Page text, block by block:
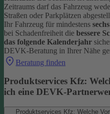
Zeitraums darf das Fahrzeug
Straßen oder Parkplätzen
Ihr Fahrzeug für mindestens
bei Schadenfreiheit die bessere
das folgende Kalenderjahr
DEVK-Beratung in Ihrer Nähe
Beratung finden
Produktservices Kfz:
ich eine DEVK-
Produktservices Kfz: Welche